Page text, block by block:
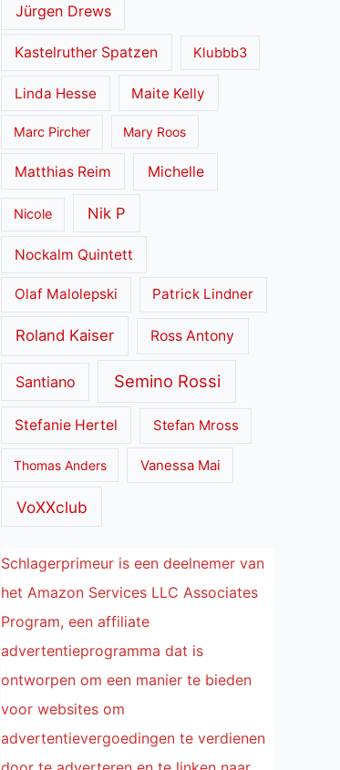
Jürgen Drews
Kastelruther Spatzen Klubbb3
Linda Hesse Maite Kelly
Marc Pircher Mary Roos
Matthias Reim Michelle
Nicole Nik P
Nockalm Quintett
Olaf Malolepski Patrick Lindner
Roland Kaiser Ross Antony
Santiano Semino Rossi
Stefanie Hertel Stefan Mross
Thomas Anders Vanessa Mai
VoXXclub
Schlagerprimeur is een deelnemer van
het Amazon Services LLC Associates
Program, een affiliate
advertentieprogramma dat is
ontworpen om een manier te bieden
voor websites om
advertentievergoedingen te verdienen